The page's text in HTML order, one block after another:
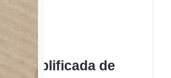
Simplificada de